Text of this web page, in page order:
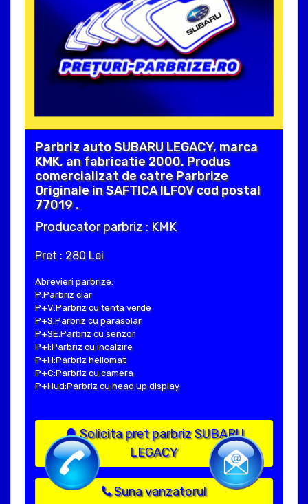
Parbriz auto SUBARU LEGACY, marca
KMK, an fabricatie 2000. Produs
comercializat de catre Parbrize
Originale in SAFTICA ILFOV cod postal
77019 .
Producator parbriz : KMK
Pret : 280 Lei
Abrevieri parbrize:
P:Parbriz clar
P+V:Parbriz cu tenta verde
P+S:Parbriz cu parasolar
P+SE:Parbriz cu senzor
P+I:Parbriz cu incalzire
P+H:Parbriz heliomat
P+C:Parbriz cu camera
P+Hud:Parbriz cu head up display
Solicita pret parbriz SUBARU
LEGACY
Suna vanzatorul